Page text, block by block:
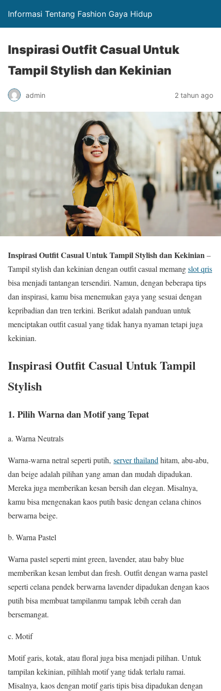
Informasi Tentang Fashion Gaya Hidup
Inspirasi Outfit Casual Untuk
Tampil Stylish dan Kekinian
admin 2 tahun ago
Inspirasi Outfit Casual Untuk Tampil Stylish dan Kekinian–
Tampil stylish dan kekinian dengan outfit casual memangslot qris
bisa menjadi tantangan tersendiri. Namun, dengan beberapa tips
dan inspirasi, kamu bisa menemukan gaya yang sesuai dengan
kepribadian dan tren terkini. Berikut adalah panduan untuk
menciptakan outfit casual yang tidak hanya nyaman tetapi juga
kekinian.
Inspirasi Outfit Casual Untuk Tampil
Stylish
1. Pilih Warna dan Motif yang Tepat
a. Warna Neutrals
Warna-warna netral seperti putih, server thailand hitam, abu-abu,
dan beige adalah pilihan yang aman dan mudah dipadukan.
Mereka juga memberikan kesan bersih dan elegan. Misalnya,
kamu bisa mengenakan kaos putih basic dengan celana chinos
berwarna beige.
b. Warna Pastel
Warna pastel seperti mint green, lavender, atau baby blue
memberikan kesan lembut dan fresh. Outfit dengan warna pastel
seperti celana pendek berwarna lavender dipadukan dengan kaos
putih bisa membuat tampilanmu tampak lebih cerah dan
bersemangat.
c. Motif
Motif garis, kotak, atau floral juga bisa menjadi pilihan. Untuk
tampilan kekinian, pilihlah motif yang tidak terlalu ramai.
Misalnya, kaos dengan motif garis tipis bisa dipadukan dengan